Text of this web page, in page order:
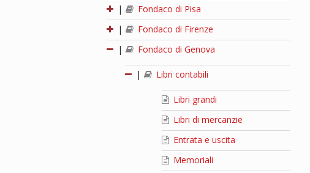
|
Fondaco di Pisa
|
Fondaco di Firenze
|
Fondaco di Genova
| Libri contabili
Libri grandi
Libri di mercanzie
Entrata e uscita
Memoriali